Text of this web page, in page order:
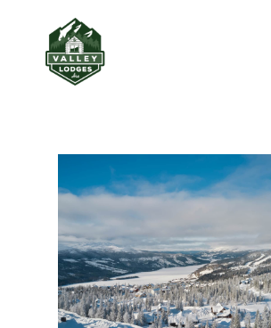
Alla Boenden▾
Stalltjärnstugan
Om Oss
Skräddarsyr Din
Konferens och
Tväråstugan